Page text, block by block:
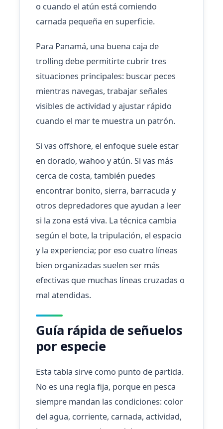
o cuando el atún está comiendo
carnada pequeña en superficie.
Para Panamá, una buena caja de
trolling debe permitirte cubrir tres
situaciones principales: buscar peces
mientras navegas, trabajar señales
visibles de actividad y ajustar rápido
cuando el mar te muestra un patrón.
Si vas offshore, el enfoque suele estar
en dorado, wahoo y atún. Si vas más
cerca de costa, también puedes
encontrar bonito, sierra, barracuda y
otros depredadores que ayudan a leer
si la zona está viva. La técnica cambia
según el bote, la tripulación, el espacio
y la experiencia; por eso cuatro líneas
bien organizadas suelen ser más
efectivas que muchas líneas cruzadas o
mal atendidas.
Guía rápida de señuelos
por especie
Esta tabla sirve como punto de partida.
No es una regla fija, porque en pesca
siempre mandan las condiciones: color
del agua, corriente, carnada, actividad,